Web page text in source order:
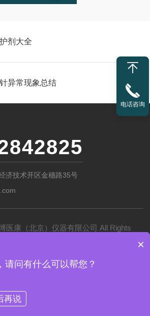
剂大全
异常现象总结
济技术开区金穗路35号
医康（北京）仪器有限公司 All Rights
电话咨询
11011102002194号
×
请问有什么可以帮您？
再说